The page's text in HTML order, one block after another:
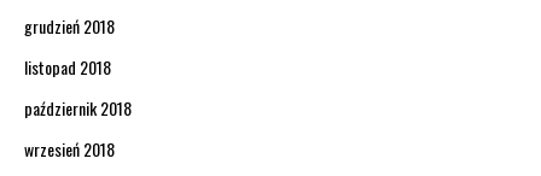
grudzień 2018
listopad 2018
październik 2018
wrzesień 2018